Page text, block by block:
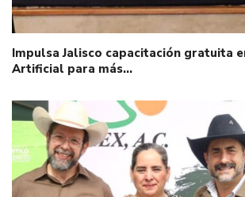
Impulsa Jalisco capacitación gratuita
Artificial para más…